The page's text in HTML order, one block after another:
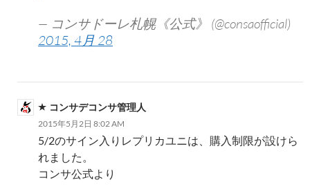
— コンサドーレ札幌《公式》 (@consaofficial)
2015, 4月 28
コンサデコンサ管理人
2015年5月2日 8:02 AM
5/2のサイン入りレプリカユニは、購入制限が設けら
れました。
コンサ公式より